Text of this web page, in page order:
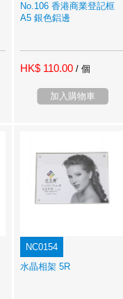
No.106 香港商業登記框
A5 銀色鋁邊
HK$ 110.00 / 個
加入購物車
NC0154
水晶相架 5R